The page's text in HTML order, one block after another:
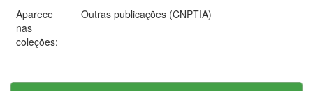
Aparece
nas
coleções:
Outras publicações (CNPTIA)